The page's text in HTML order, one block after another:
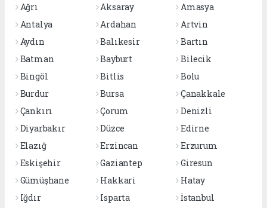
Ağrı
Aksaray
Amasya
Antalya
Ardahan
Artvin
Aydın
Balıkesir
Bartın
Batman
Bayburt
Bilecik
Bingöl
Bitlis
Bolu
Burdur
Bursa
Çanakkale
Çankırı
Çorum
Denizli
Diyarbakır
Düzce
Edirne
Elazığ
Erzincan
Erzurum
Eskişehir
Gaziantep
Giresun
Gümüşhane
Hakkari
Hatay
Iğdır
Isparta
İstanbul